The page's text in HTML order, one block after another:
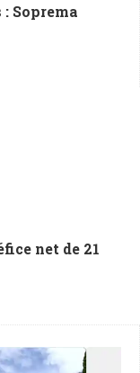
Soprema
net de 21